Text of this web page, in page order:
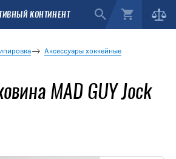
КОНТИНЕНТ
Аксессуары хоккейные
MAD GUY Jock